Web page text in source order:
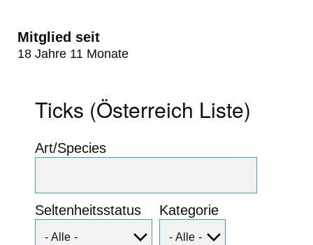
Mitglied seit
18 Jahre 11 Monate
Ticks (Österreich Liste)
Art/Species
Seltenheitsstatus Kategorie